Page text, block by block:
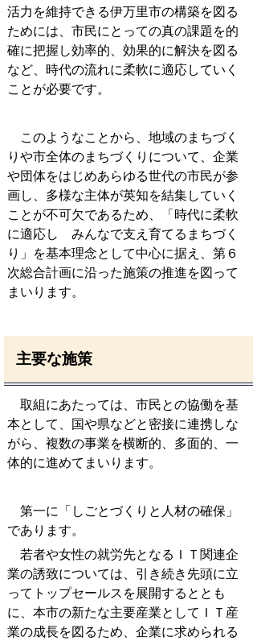
活力を維持できる伊万里市の構築を図る
ためには、市民にとっての真の課題を的
確に把握し効率的、効果的に解決を図る
など、時代の流れに柔軟に適応していく
ことが必要です。
このようなことから、地域のまちづく
りや市全体のまちづくりについて、企業
や団体をはじめあらゆる世代の市民が参
画し、多様な主体が英知を結集していく
ことが不可欠であるため、「時代に柔軟
に適応し みんなで支え育てるまちづく
り」を基本理念として中心に据え、第６
次総合計画に沿った施策の推進を図って
まいります。
主要な施策
取組にあたっては、市民との協働を基
本として、国や県などと密接に連携しな
がら、複数の事業を横断的、多面的、一
体的に進めてまいります。
第一に「しごとづくりと人材の確保」
であります。
若者や女性の就労先となるＩＴ関連企
業の誘致については、引き続き先頭に立
ってトップセールスを展開するととも
に、本市の新たな主要産業としてＩＴ産
業の成長を図るため、企業に求められる